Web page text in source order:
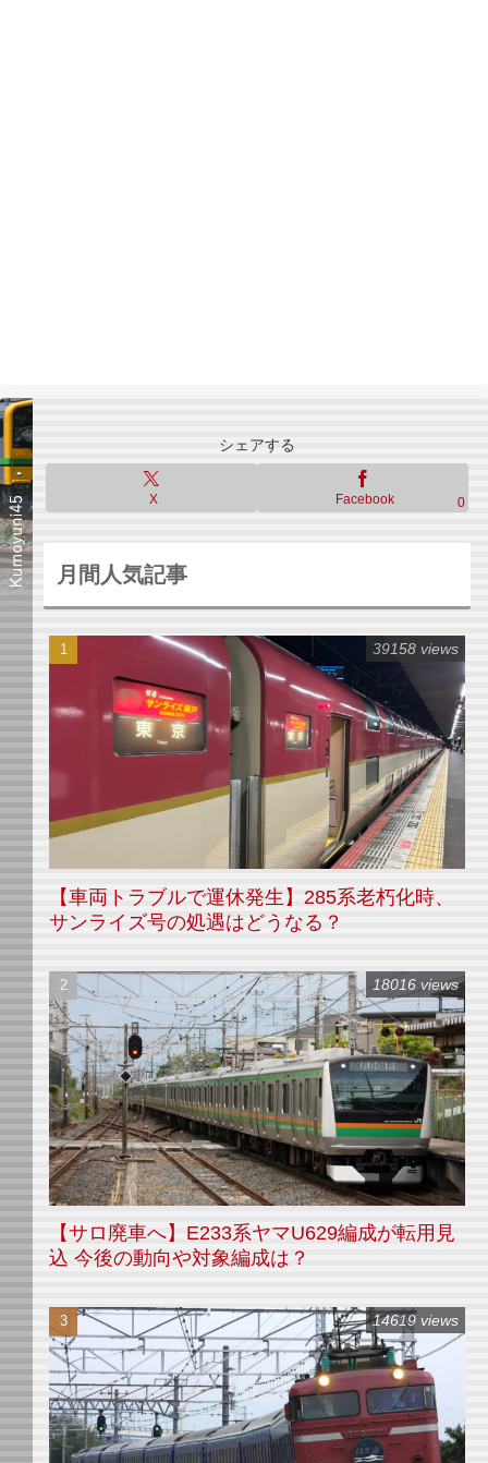
シェアする
X Facebook 0
月間人気記事
【車両トラブルで運休発生】285系老朽化時、
サンライズ号の処遇はどうなる？
39158 views
【サロ廃車へ】E233系ヤマU629編成が転用見
込 今後の動向や対象編成は？
18016 views
14619 views